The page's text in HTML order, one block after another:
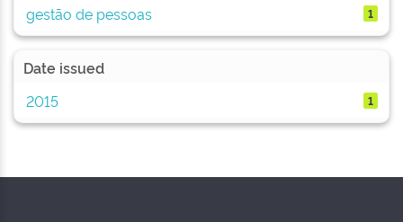
gestão de pessoas 1
Date issued
2015
1